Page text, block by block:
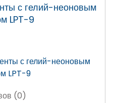
с гелий-неоновым
LPT-9
(0)